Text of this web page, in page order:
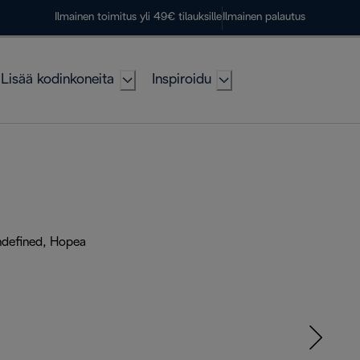
Ilmainen toimitus yli 49€ tilauksille Ilmainen palautus
Lisää kodinkoneita Inspiroidu